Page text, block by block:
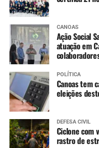
CANOAS
Ação Social
atuação em
POLÍTICA
Canoas tem
eleições
DEFESA CIVIL
Ciclone com
rastro de